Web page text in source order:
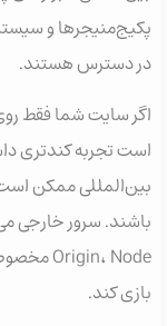
پکیج‌منیجرها و
در دسترس هستند.
اگر سایت شما فقط
است تجربه کندتری
بین‌المللی ممکن
بازی کند.